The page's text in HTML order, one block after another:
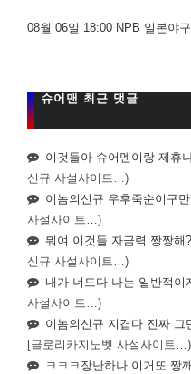
08월 06일 18:00 NPB 일본야
슈어맨 최근 댓글
이것들아 슈어멘이랑 제휴
신규 사설사이트…)
이놈의신규 우후죽순이구
사설사이트…)
뭐여 이것들 자금력 짱짱해
신규 사설사이트…)
내가 너드다 나는 일반적이
사설사이트…)
이놈의신규 지겹다 진짜 그
[글로리카지노벳 사설사이트…)
ㅋㅋㅋ장난하나 이거또 짱